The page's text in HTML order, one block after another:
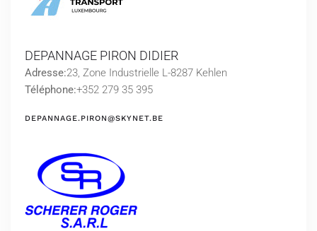
DEPANNAGE PIRON DIDIER
Adresse:23, Zone Industrielle L-8287 Kehlen
Téléphone:+352 279 35 395
DEPANNAGE.PIRON@SKYNET.BE